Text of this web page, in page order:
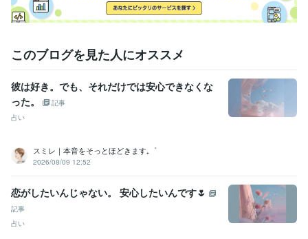
デザイナー / Webデザイナー 経験年数 : 1年
クリエイター / ライター・編集 経験年数 : 5年
ライフスタイル・その他 / 占い師 経験年数 : 32年
ライフスタイル・その他 / 講師・インストラクター
受賞歴
教室開業20周年記念表彰 ココナラ　シルバーランク達成 八方塞が
りから人生逆転！占い✕副業で希望自由を手に入れる方法
kindle出
ビジネス・クリエイティブツール
Google スプレッドシート:2年Google ドキュメント:2年Keynote:4年
Numbers:4年Pages:4年 ChatGPT:1年CapCut:1年iMovie:3年
Canva:4年
このブログを見た人にオススメ
彼は好き。でも、それだけでは安心できなくな
った。
記事
占い
スミレ｜本音をそっとほどきます₊゜
2026/08/09 12:52
恋がしたいんじゃない。 安心したいんです🌷
記事
占い